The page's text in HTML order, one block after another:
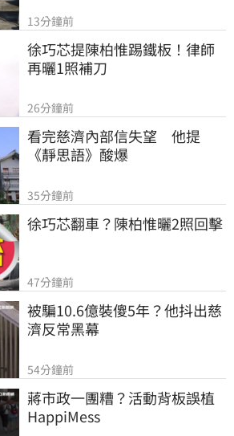
13分鐘前
徐巧芯提陳柏惟踢鐵板！律師
再曬1照補刀
26分鐘前
看完慈濟內部信失望　他提
《靜思語》酸爆
35分鐘前
徐巧芯翻車？陳柏惟曬2照回擊
47分鐘前
被騙10.6億裝傻5年？他抖出慈
濟反常黑幕
54分鐘前
蔣市政一團糟？活動背板誤植
HappiMess